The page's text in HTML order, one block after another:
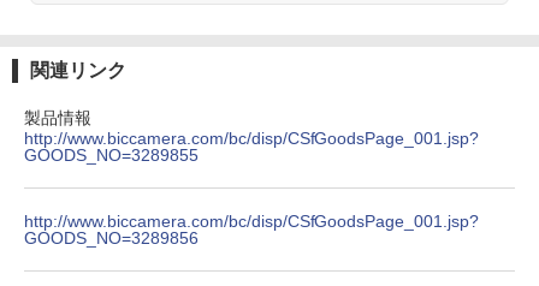
関連リンク
製品情報
http://www.biccamera.com/bc/disp/CSfGoodsPage_001.jsp?
GOODS_NO=3289855
http://www.biccamera.com/bc/disp/CSfGoodsPage_001.jsp?
GOODS_NO=3289856